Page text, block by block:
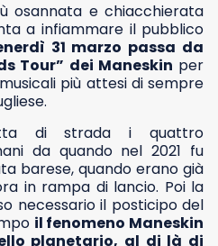
osannata e chiacchierata
a infiammare il pubblico
31 marzo passa da
Tour” dei Maneskin per
più attesi di sempre
di strada i quattro
da quando nel 2021 fu
barese, quando erano già
in rampa di lancio. Poi la
necessario il posticipo del
il fenomeno Maneskin
planetario, al di là di